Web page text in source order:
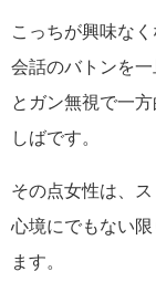
こっちが興味な
会話のバトンを
とガン無視で一
しばです。
その点女性は、
心境にでもない限
ます。